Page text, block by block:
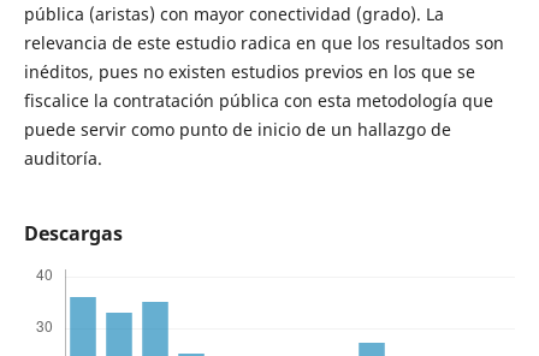
pública (aristas) con mayor conectividad (grado). La
relevancia de este estudio radica en que los resultados son
inéditos, pues no existen estudios previos en los que se
fiscalice la contratación pública con esta metodología que
puede servir como punto de inicio de un hallazgo de
auditoría.
Descargas